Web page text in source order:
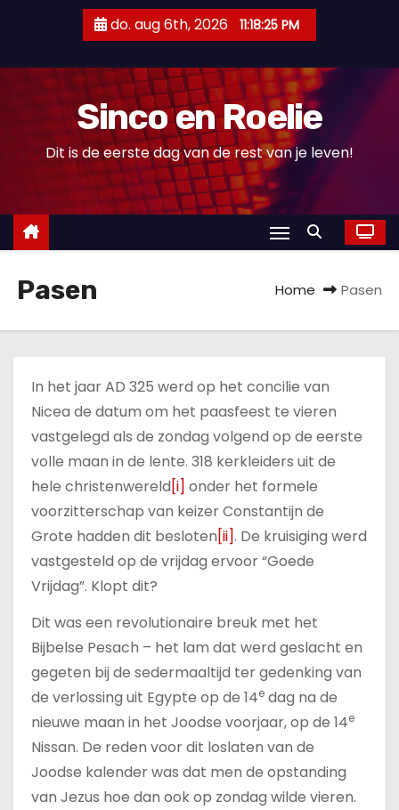
n
n
do. aug 6th, 2026 11:18:26 PM
Sinco en Roelie
Dit is de eerste dag van de rest van je leven!
Pasen Home Pasen
In het jaar AD 325 werd op het concilie van
Nicea de datum om het paasfeest te vieren
vastgelegd als de zondag volgend op de eerste
volle maan in de lente. 318 kerkleiders uit de
hele christenwereld[i] onder het formele
voorzitterschap van keizer Constantijn de
Grote hadden dit besloten[ii]. De kruisiging werd
vastgesteld op de vrijdag ervoor “Goede
Vrijdag”. Klopt dit?
Dit was een revolutionaire breuk met het
Bijbelse Pesach – het lam dat werd geslacht en
gegeten bij de sedermaaltijd ter gedenking van
de verlossing uit Egypte op de 14e dag na de
nieuwe maan in het Joodse voorjaar, op de 14e
Nissan. De reden voor dit loslaten van de
Joodse kalender was dat men de opstanding
van Jezus hoe dan ook op zondag wilde vieren.